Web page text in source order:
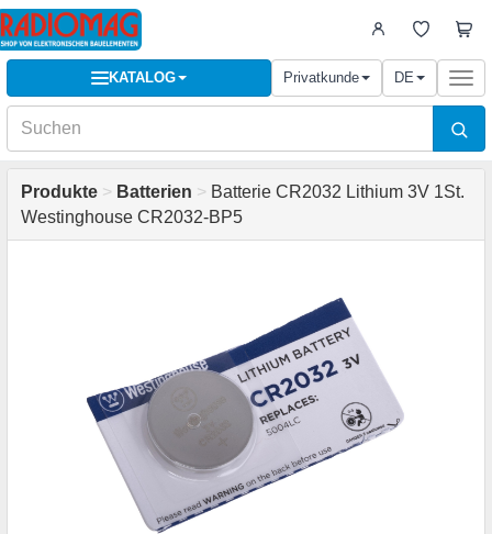
KATALOG Privatkunde DE
Produkte > Batterien > Batterie CR2032 Lithium 3V 1St.
Westinghouse CR2032-BP5